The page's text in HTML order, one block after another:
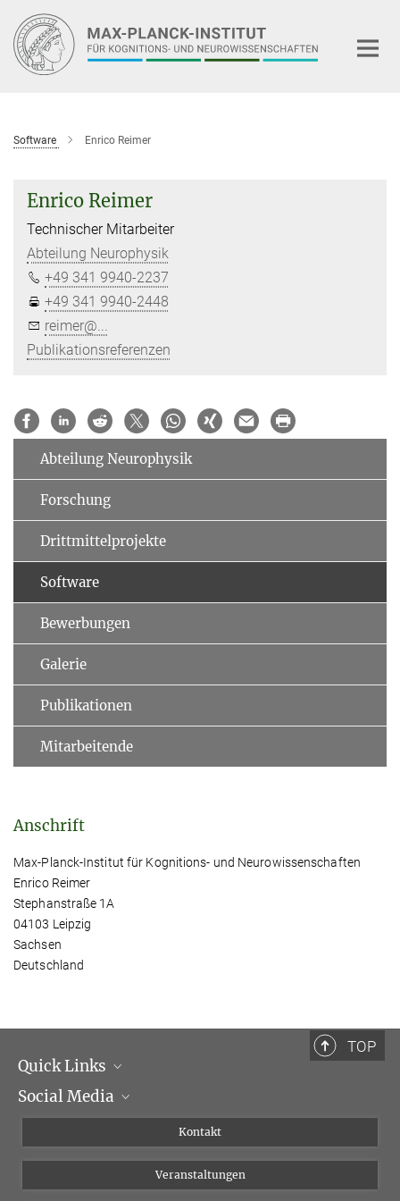
Hauptinhalt
Software Enrico Reimer
Enrico Reimer
Technischer Mitarbeiter
Abteilung Neurophysik
+49 341 9940-2237
+49 341 9940-2448
reimer@...
Publikationsreferenzen
Abteilung Neurophysik
Forschung
Drittmittelprojekte
Software
Bewerbungen
Galerie
Publikationen
Mitarbeitende
Anschrift
Max-Planck-Institut für Kognitions- und Neurowissenschaften
Enrico Reimer
Stephanstraße 1A
04103 Leipzig
Sachsen
Deutschland
TOP
Quick Links
Institutsleitung
Social Media
YouTube
Kontakt
Veranstaltungen